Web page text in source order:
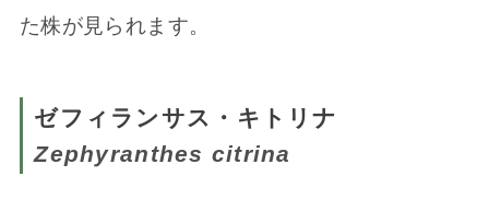
た株が見られます。
ゼフィランサス・キトリナ
Zephyranthes citrina